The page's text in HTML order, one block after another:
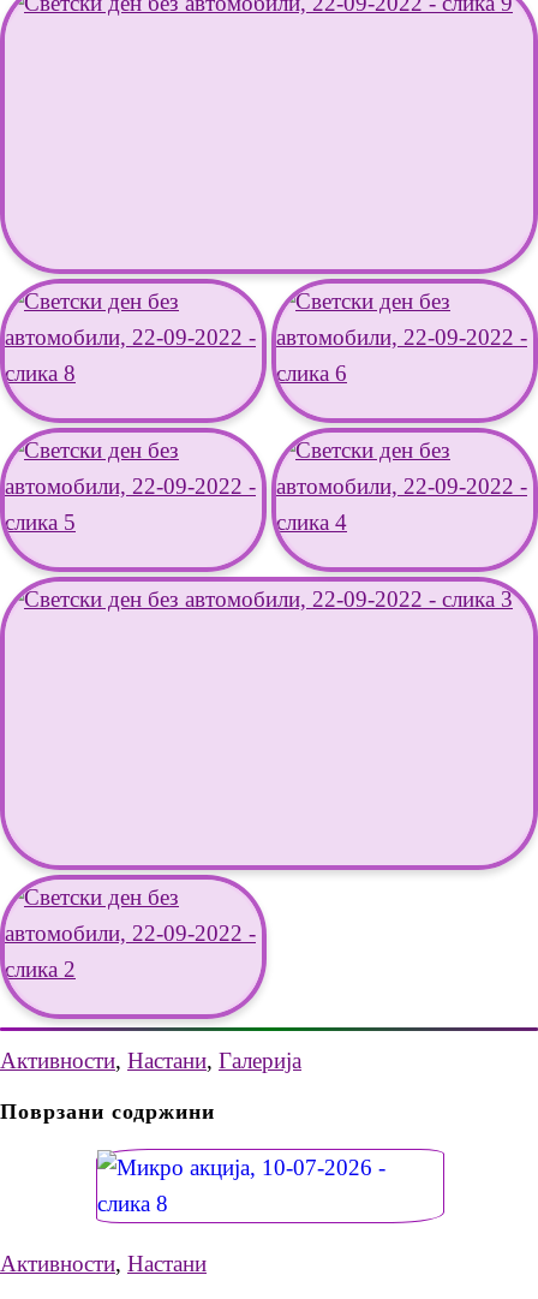
Активности, Настани, Галерија
Поврзани содржини
Активности, Настани